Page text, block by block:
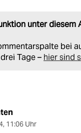
unter diesem
bei
Tage – hier sind
, 11:06 Uhr